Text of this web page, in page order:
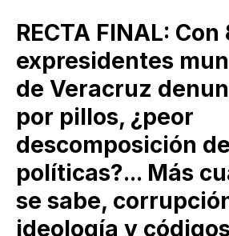
RECTA FINAL: Con
expresidentes
de Veracruz
por pillos, ¿peor
descomposición
políticas?... Más
se sabe,
ideología y